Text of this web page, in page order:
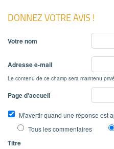
DONNEZ VOTRE AVIS !
Votre nom
Adresse e-mail
Le contenu de ce champ sera maintenu
Page d'accueil
M'avertir quand une réponse est
Tous les commentaires
Titre